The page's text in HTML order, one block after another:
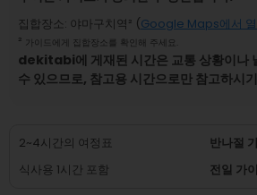
집합장소: 야마구치역² (Google Maps에서
² 가이드에게 집합장소를 확인해 주세요.
dekitabi에 게재된 시간은 교통 상황이나
수 있으므로, 참고용 시간으로만 참고하시
2~4시간의 여정표
반나절
식사용 1시간 포함
전일 가